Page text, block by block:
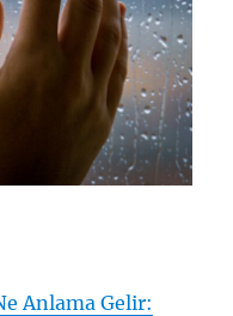
Anlama Gelir: